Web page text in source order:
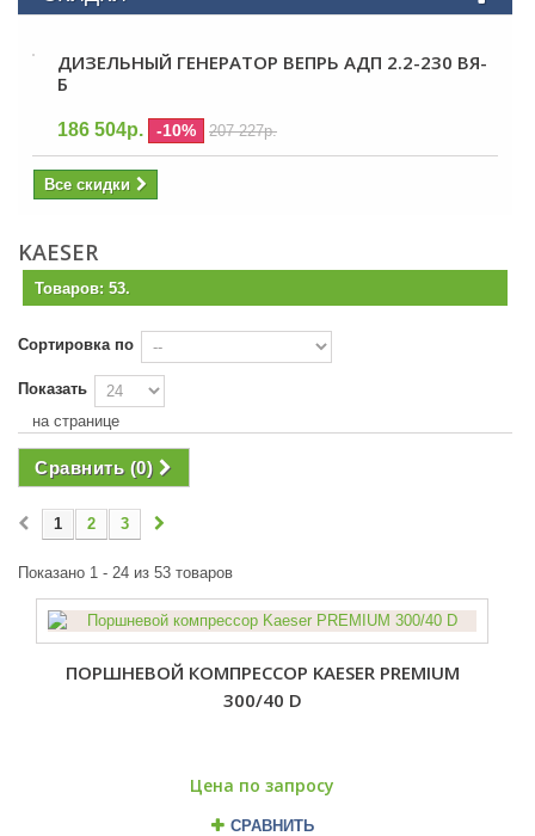
ДИЗЕЛЬНЫЙ ГЕНЕРАТОР ВЕПРЬ АДП 2.2-230 ВЯ-
Б
186 504р. -10% 207 227р.
Все скидки
KAESER
Товаров: 53.
Сортировка по
Показать
на странице
Сравнить (0)
1 2 3
Показано 1 - 24 из 53 товаров
ПОРШНЕВОЙ КОМПРЕССОР KAESER PREMIUM
300/40 D
Цена по запросу
СРАВНИТЬ